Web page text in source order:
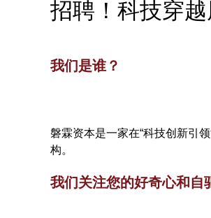
招聘！科技穿越
我们是谁？
磐霖资本是一家在“科技创新引
构。
我们关注您的好奇心和自